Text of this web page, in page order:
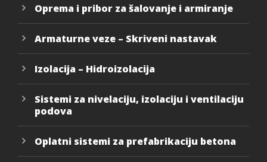
Oprema i pribor za šalovanje i armiranje
Armaturne veze – Skriveni nastavak
Izolacija – Hidroizolacija
Sistemi za nivelaciju, izolaciju i ventilaciju
podova
Oplatni sistemi za prefabrikaciju betona